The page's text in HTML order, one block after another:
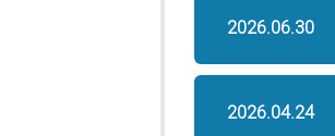
2026.06.30
2026.04.24